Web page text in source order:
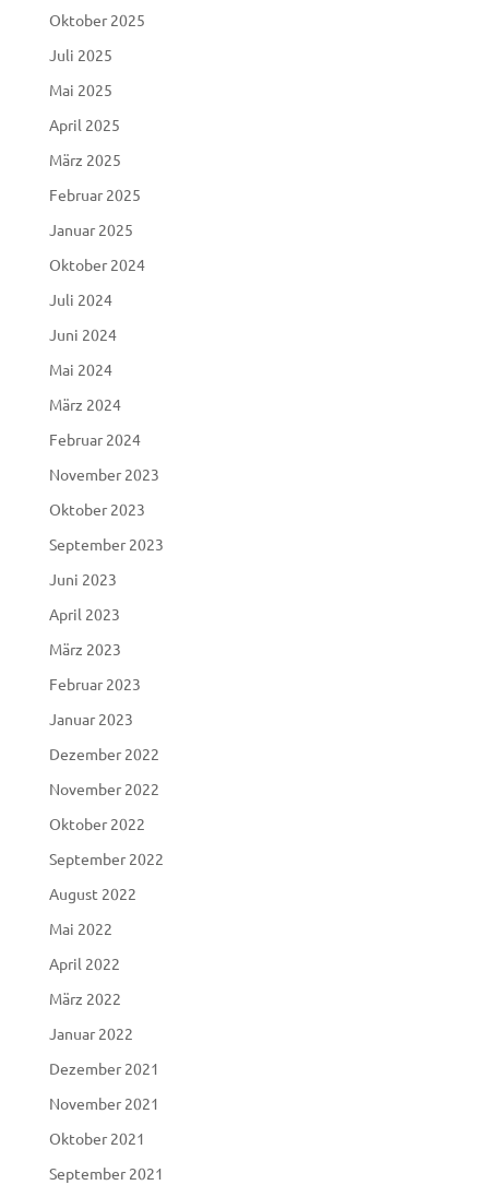
Oktober 2025
Juli 2025
Mai 2025
April 2025
März 2025
Februar 2025
Januar 2025
Oktober 2024
Juli 2024
Juni 2024
Mai 2024
März 2024
Februar 2024
November 2023
Oktober 2023
September 2023
Juni 2023
April 2023
März 2023
Februar 2023
Januar 2023
Dezember 2022
November 2022
Oktober 2022
September 2022
August 2022
Mai 2022
April 2022
März 2022
Januar 2022
Dezember 2021
November 2021
Oktober 2021
September 2021